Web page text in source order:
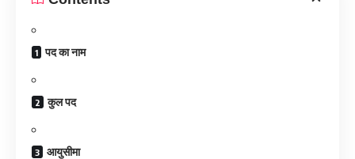
पद का नाम
कुल पद
आयुसीमा